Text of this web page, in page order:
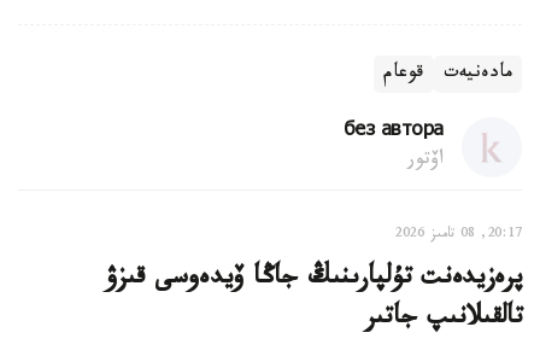
مادەنيەت قوعام
без автора
اۆتور
20:17, 08 تامىز 2026
پرەزيدەنت تۇلپارىنىڭ جاڭا ۆيدەوسى قىزۋ
تالقىلانىپ جاتىر